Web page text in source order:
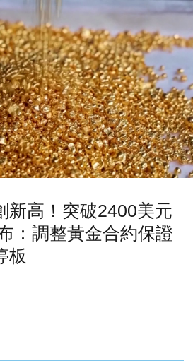
新高！突破2400美元
：調整黃金合約保證
板